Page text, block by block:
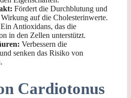
Fördert die Durchblutung und
auf die Cholesterinwerte.
Ein Antioxidans, das die
in den Zellen unterstützt.
Verbessern die
senken das Risiko von
Cardiotonus